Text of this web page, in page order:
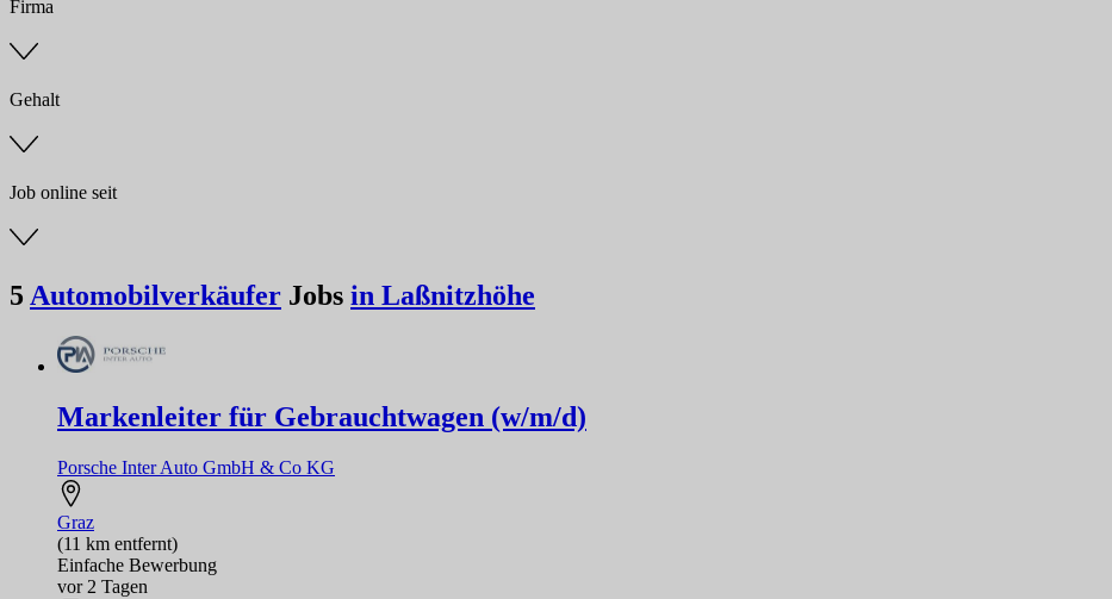
Firma
Gehalt
Job online seit
5 Automobilverkäufer Jobs in Laßnitzhöhe
Markenleiter für Gebrauchtwagen (w/m/d)
Porsche Inter Auto GmbH & Co KG
Graz
(11 km entfernt)
Einfache Bewerbung
vor 2 Tagen